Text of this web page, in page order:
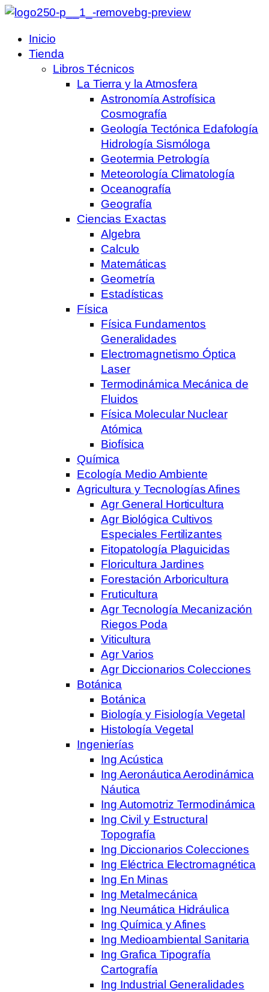
Inicio
Tienda
Libros Técnicos
La Tierra y la Atmosfera
Astronomía Astrofísica
Cosmografía
Geología Tectónica Edafología
Hidrología Sismóloga
Geotermia Petrología
Meteorología Climatología
Oceanografía
Geografía
Ciencias Exactas
Algebra
Calculo
Matemáticas
Geometría
Estadísticas
Física
Física Fundamentos
Generalidades
Electromagnetismo Óptica
Laser
Termodinámica Mecánica de
Fluidos
Física Molecular Nuclear
Atómica
Biofísica
Química
Ecología Medio Ambiente
Agricultura y Tecnologías Afines
Agr General Horticultura
Agr Biológica Cultivos
Especiales Fertilizantes
Fitopatología Plaguicidas
Floricultura Jardines
Forestación Arboricultura
Fruticultura
Agr Tecnología Mecanización
Riegos Poda
Viticultura
Agr Varios
Agr Diccionarios Colecciones
Botánica
Botánica
Biología y Fisiología Vegetal
Histología Vegetal
Ingenierías
Ing Acústica
Ing Aeronáutica Aerodinámica
Náutica
Ing Automotriz Termodinámica
Ing Civil y Estructural
Topografía
Ing Diccionarios Colecciones
Ing Eléctrica Electromagnética
Ing En Minas
Ing Metalmecánica
Ing Neumática Hidráulica
Ing Química y Afines
Ing Medioambiental Sanitaria
Ing Grafica Tipografía
Cartografía
Ing Industrial Generalidades